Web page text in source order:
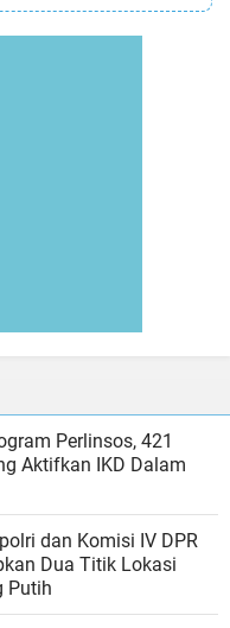
Perlinsos, 421
Aktifkan IKD Dalam
dan Komisi IV DPR
Dua Titik Lokasi
Putih